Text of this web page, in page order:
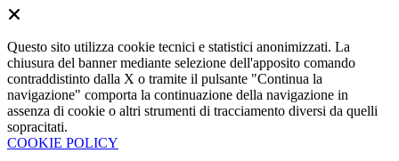
Questo sito utilizza cookie tecnici e statistici anonimizzati. La
chiusura del banner mediante selezione dell'apposito comando
contraddistinto dalla X o tramite il pulsante "Continua la
navigazione" comporta la continuazione della navigazione in
assenza di cookie o altri strumenti di tracciamento diversi da quelli
sopracitati.
COOKIE POLICY